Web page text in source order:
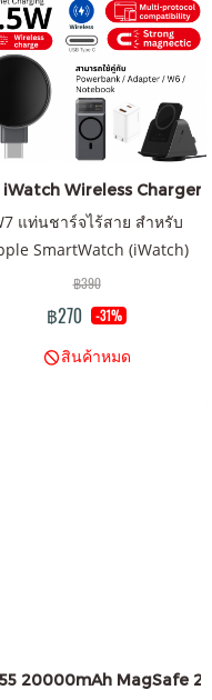
iWatch Wireless Charger
แท่นชาร์จไร้สาย สำหรับ
SmartWatch (iWatch)
ค้าสามารถใช้คู่กับแท่นชาร์จ
W5 / W4 / Powerbank /
Orsen
฿390
฿270 -31%
สินค้าหมด
20000mAh MagSafe